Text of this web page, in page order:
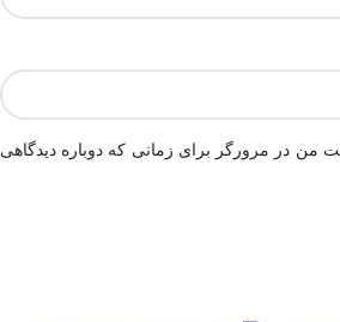
من در مرورگر برای زمانی که دوباره دیدگاهی